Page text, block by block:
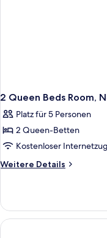
2 Queen Beds Room,
Platz für 5 Personen
2 Queen-Betten
Kostenloser
Weitere Details
Weitere
Queen
Beds
Room,